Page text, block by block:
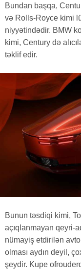
Bundan başqa,
və Rolls-Royce kimi
niyyətindədir. BMW
kimi, Century də
təklif edir.
Bunun təsdiqi kimi,
açıqlanmayan qeyri-
nümayiş etdirilən
olması aydın deyil,
şeydir. Kupe